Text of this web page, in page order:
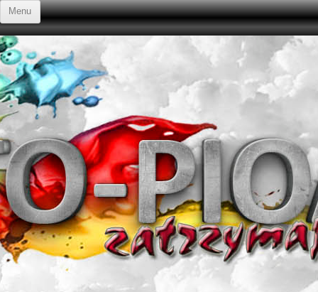
Menu
Przejdź do treści